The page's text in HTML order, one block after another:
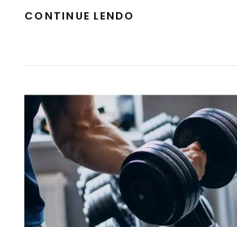
CONTINUE LENDO
GUN
1
E
2